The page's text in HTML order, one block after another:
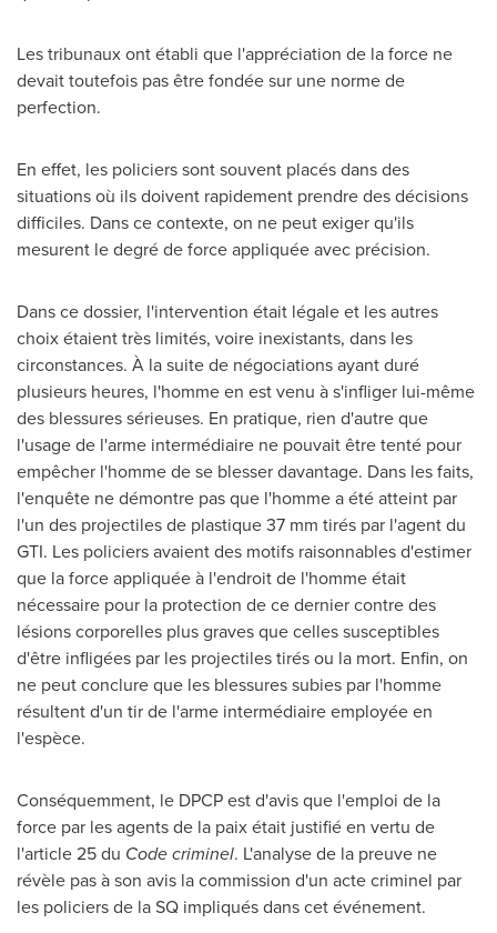
Les tribunaux ont établi que l'appréciation de la force ne
devait toutefois pas être fondée sur une norme de
perfection.
En effet, les policiers sont souvent placés dans des
situations où ils doivent rapidement prendre des décisions
difficiles. Dans ce contexte, on ne peut exiger qu'ils
mesurent le degré de force appliquée avec précision.
Dans ce dossier, l'intervention était légale et les autres
choix étaient très limités, voire inexistants, dans les
circonstances. À la suite de négociations ayant duré
plusieurs heures, l'homme en est venu à s'infliger lui-même
des blessures sérieuses. En pratique, rien d'autre que
l'usage de l'arme intermédiaire ne pouvait être tenté pour
empêcher l'homme de se blesser davantage. Dans les faits,
l'enquête ne démontre pas que l'homme a été atteint par
l'un des projectiles de plastique 37 mm tirés par l'agent du
GTI. Les policiers avaient des motifs raisonnables d'estimer
que la force appliquée à l'endroit de l'homme était
nécessaire pour la protection de ce dernier contre des
lésions corporelles plus graves que celles susceptibles
d'être infligées par les projectiles tirés ou la mort. Enfin, on
ne peut conclure que les blessures subies par l'homme
résultent d'un tir de l'arme intermédiaire employée en
l'espèce.
Conséquemment, le DPCP est d'avis que l'emploi de la
force par les agents de la paix était justifié en vertu de
l'article 25 du Code criminel. L'analyse de la preuve ne
révèle pas à son avis la commission d'un acte criminel par
les policiers de la SQ impliqués dans cet événement.